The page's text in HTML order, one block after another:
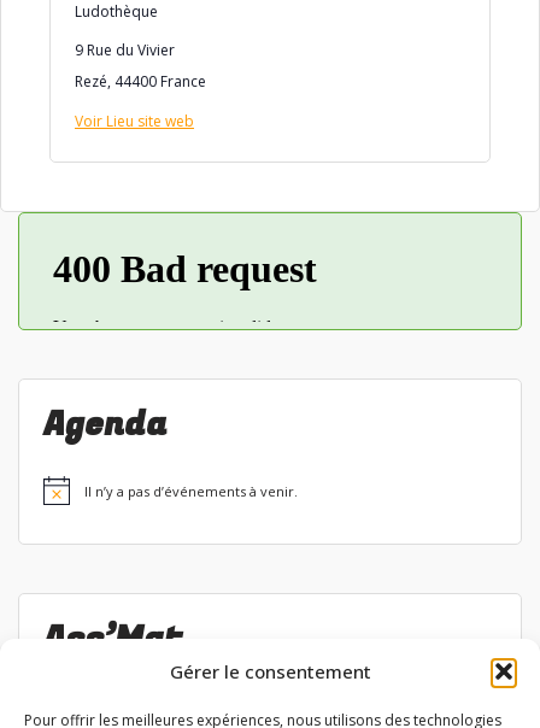
Gérer le consentement
Pour offrir les meilleures expériences, nous utilisons des technologies
Ludothèque
9 Rue du Vivier
Rezé, 44400 France
Voir Lieu site web
Agenda
Notice Il n’y a pas d’événements à venir.
Ass’Mat